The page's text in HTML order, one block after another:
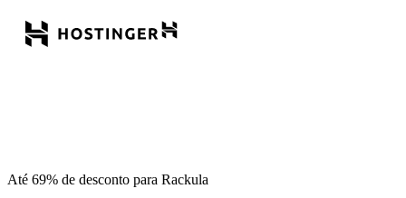
Até 69% de desconto para Rackula